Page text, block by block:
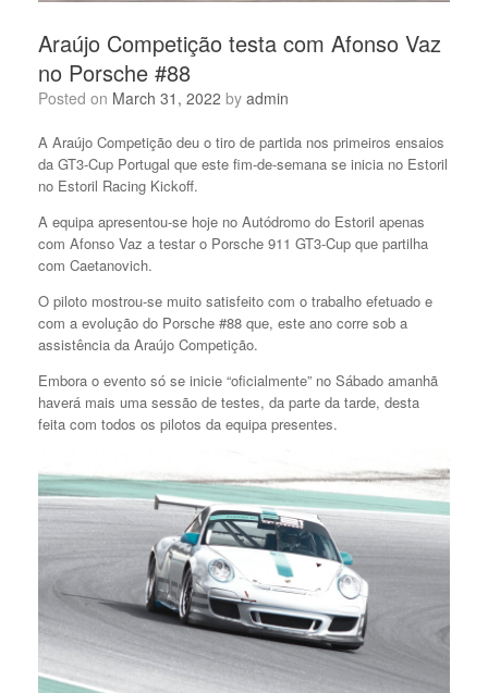
Araújo Competição testa com Afonso Vaz
no Porsche #88
Posted on March 31, 2022 by admin
A Araújo Competição deu o tiro de partida nos primeiros ensaios
da GT3-Cup Portugal que este fim-de-semana se inicia no Estoril
no Estoril Racing Kickoff.
A equipa apresentou-se hoje no Autódromo do Estoril apenas
com Afonso Vaz a testar o Porsche 911 GT3-Cup que partilha
com Caetanovich.
O piloto mostrou-se muito satisfeito com o trabalho efetuado e
com a evolução do Porsche #88 que, este ano corre sob a
assistência da Araújo Competição.
Embora o evento só se inicie “oficialmente” no Sábado amanhã
haverá mais uma sessão de testes, da parte da tarde, desta
feita com todos os pilotos da equipa presentes.